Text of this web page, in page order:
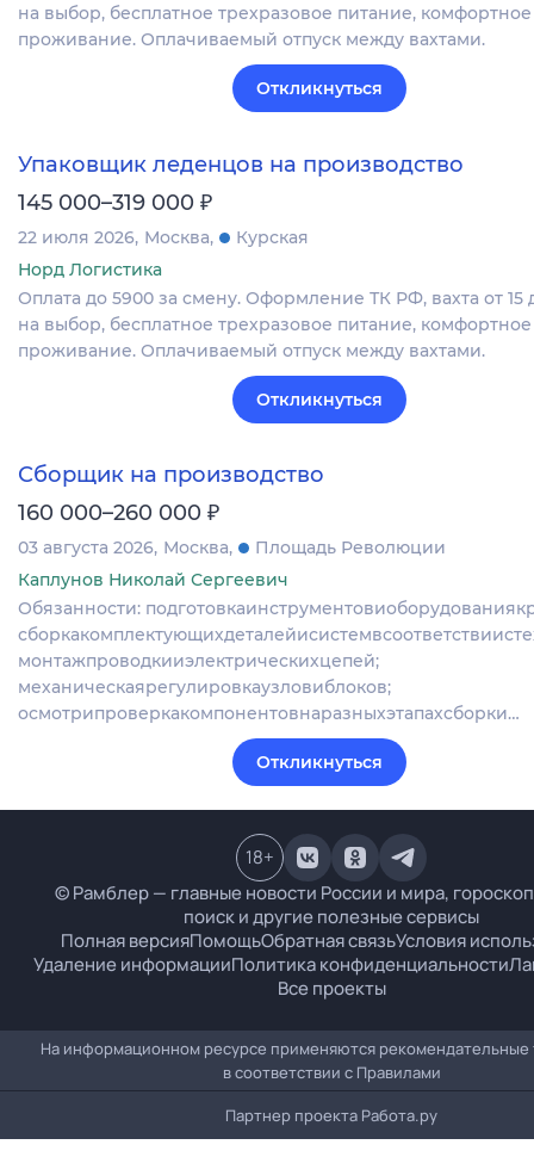
на выбор, бесплатное трехразовое питание, комфортное
проживание. Оплачиваемый отпуск между вахтами.
Откликнуться
Упаковщик леденцов на производство
145 000–319 000 ₽
22 июля 2026 Москва
Курская
Норд Логистика
Оплата до 5900 за смену. Оформление ТК РФ, вахта от 15
на выбор, бесплатное трехразовое питание, комфортное
проживание. Оплачиваемый отпуск между вахтами.
Откликнуться
Сборщик на производство
160 000–260 000 ₽
03 августа 2026 Москва
Площадь Революции
Каплунов Николай Сергеевич
Обязанности:
монтажпроводкииэлектрическихцепей;
механическаярегулировкаузловиблоков;
осмотрипроверкакомпонентовнаразныхэтапахсборки…
Откликнуться
© Рамблер — главные новости России и мира,
поиск и другие полезные сервисы
Полная версияПомощьОбратная связьУсловия
Удаление информацииПолитика конфиденциальности
Все проекты
18+
На информационном ресурсе применяются рекомендательные
в соответствии с Правилами
Партнер проекта Работа.ру